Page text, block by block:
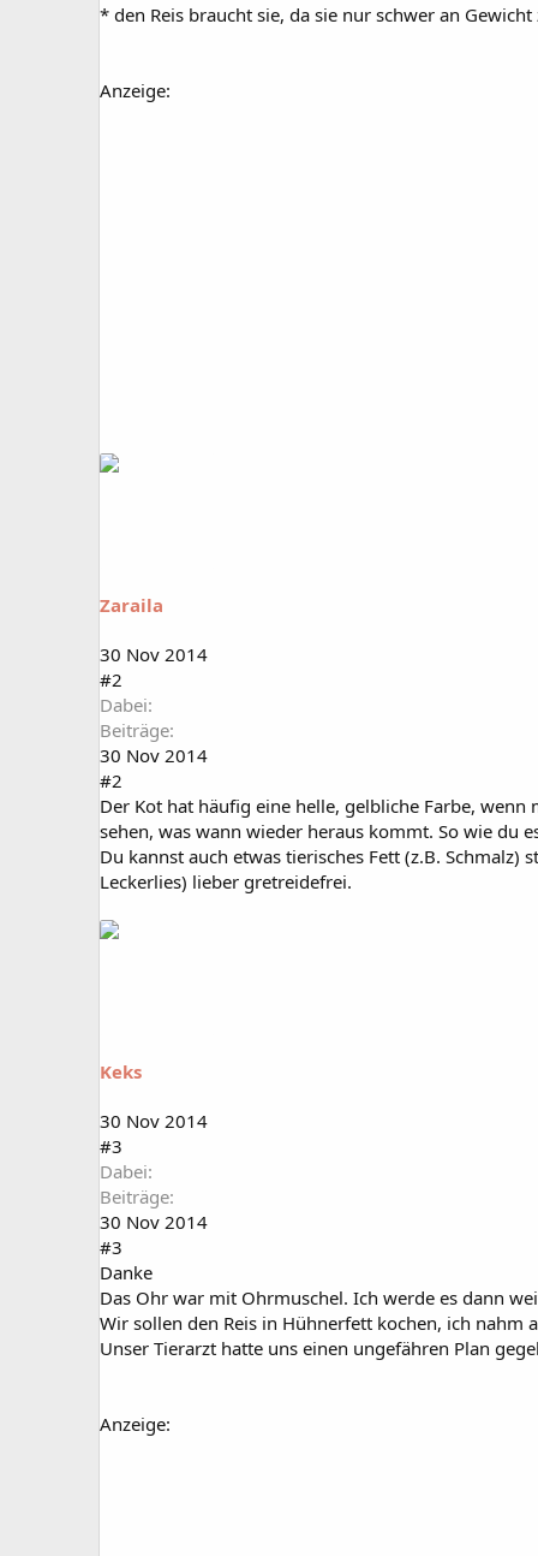
* den Reis braucht sie, da sie nur schwer an
Anzeige:
Zaraila
30 Nov 2014
#2
Dabei
Beiträge
30 Nov 2014
#2
Der Kot hat häufig eine helle, gelbliche Farbe,
sehen, was wann wieder heraus kommt. So wie du
Du kannst auch etwas tierisches Fett (z.B.
Leckerlies) lieber gretreidefrei.
Keks
30 Nov 2014
#3
Dabei
Beiträge
30 Nov 2014
#3
Danke
Das Ohr war mit Ohrmuschel. Ich werde es dann
Wir sollen den Reis in Hühnerfett kochen, ich nahm
Unser Tierarzt hatte uns einen ungefähren Plan
Anzeige: